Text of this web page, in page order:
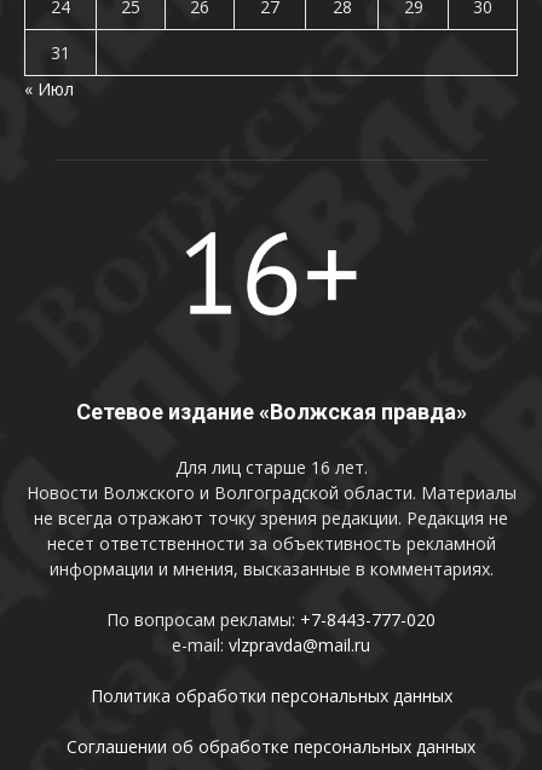
24
25 26 27 28 29
30
31
« Июл
Сетевое издание «Волжская правда»
Для лиц старше 16 лет.
Новости Волжского и Волгоградской области. Материалы
не всегда отражают точку зрения редакции. Редакция не
несет ответственности за объективность рекламной
информации и мнения, высказанные в комментариях.
По вопросам рекламы: +7-8443-777-020
e-mail: vlzpravda@mail.ru
Политика обработки персональных данных
Соглашении об обработке персональных данных